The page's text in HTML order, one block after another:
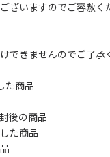
ざいますのでご容赦く
できませんのでご了承
た商品
後の商品
た商品